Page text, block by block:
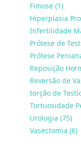
Fimose (1)
Hiperplasia
Infertilidade
Prótese de
Prótese
Reposição
Reversão de
torção de
Tortuosidade
Urologia (75)
Vasectomia (6)